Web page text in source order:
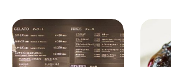
2026年9月号「北海道 おいしく遊ぶ、
2026年8月号『お茶の時間